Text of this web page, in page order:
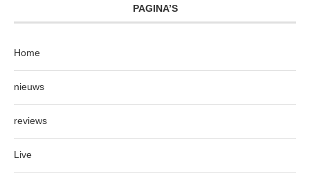
PAGINA’S
Home
nieuws
reviews
Live